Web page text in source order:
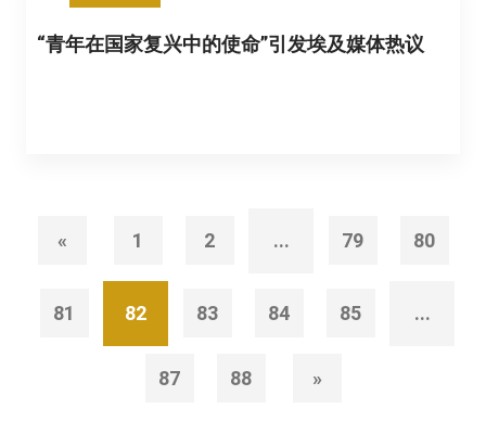
“青年在国家复兴中的使命”引发埃及媒体热议
« 1 2 ... 79 80
81 82 83 84 85 ...
87 88 »